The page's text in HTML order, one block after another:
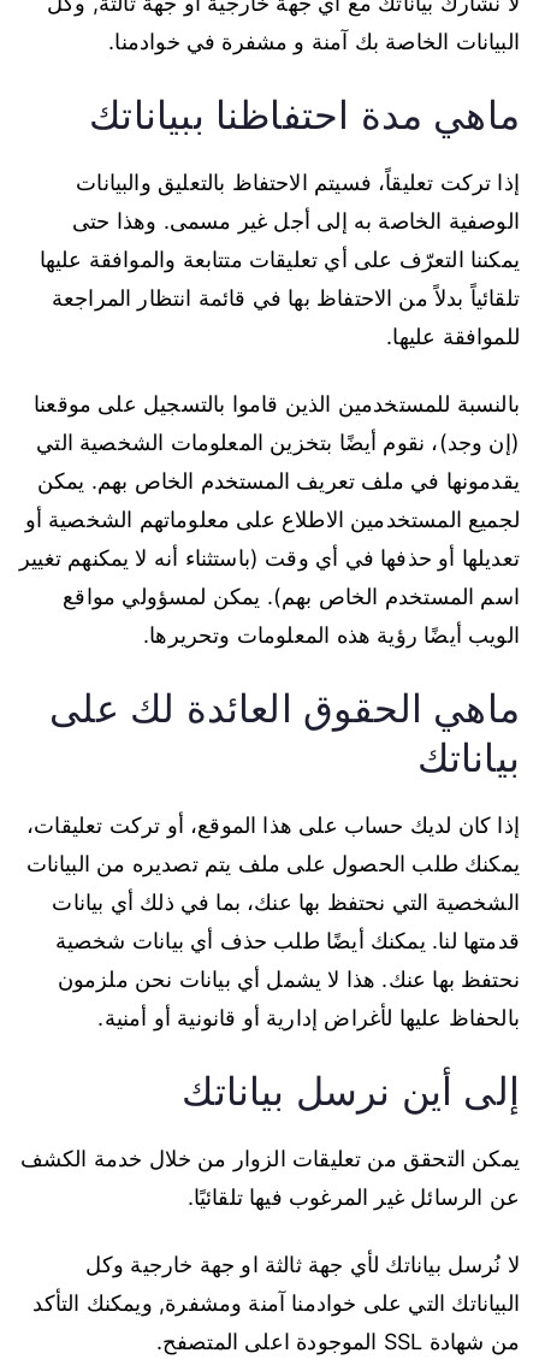
البيانات الخاصة بك آمنة و مشفرة في خوادمنا.
ماهي مدة احتفاظنا ببياناتك
إذا تركت تعليقاً، فسيتم الاحتفاظ بالتعليق والبيانات
الوصفية الخاصة به إلى أجل غير مسمى. وهذا حتى
يمكننا التعرّف على أي تعليقات متتابعة والموافقة عليها
تلقائياً بدلاً من الاحتفاظ بها في قائمة انتظار المراجعة
للموافقة عليها.
بالنسبة للمستخدمين الذين قاموا بالتسجيل على موقعنا
(إن وجد)، نقوم أيضًا بتخزين المعلومات الشخصية التي
يقدمونها في ملف تعريف المستخدم الخاص بهم. يمكن
لجميع المستخدمين الاطلاع على معلوماتهم الشخصية أو
تعديلها أو حذفها في أي وقت (باستثناء أنه لا يمكنهم تغيير
اسم المستخدم الخاص بهم). يمكن لمسؤولي مواقع
الويب أيضًا رؤية هذه المعلومات وتحريرها.
ماهي الحقوق العائدة لك على
بياناتك
إذا كان لديك حساب على هذا الموقع، أو تركت تعليقات،
يمكنك طلب الحصول على ملف يتم تصديره من البيانات
الشخصية التي نحتفظ بها عنك، بما في ذلك أي بيانات
قدمتها لنا. يمكنك أيضًا طلب حذف أي بيانات شخصية
نحتفظ بها عنك. هذا لا يشمل أي بيانات نحن ملزمون
بالحفاظ عليها لأغراض إدارية أو قانونية أو أمنية.
إلى أين نرسل بياناتك
يمكن التحقق من تعليقات الزوار من خلال خدمة الكشف
عن الرسائل غير المرغوب فيها تلقائيًا.
لا نُرسل بياناتك لأي جهة ثالثة او جهة خارجية وكل
البياناتك التي على خوادمنا آمنة ومشفرة, ويمكنك التأكد
من شهادة SSL الموجودة اعلى المتصفح.